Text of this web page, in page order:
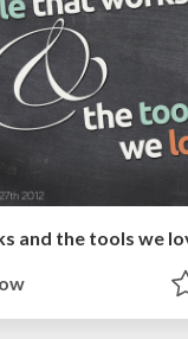
and the tools we